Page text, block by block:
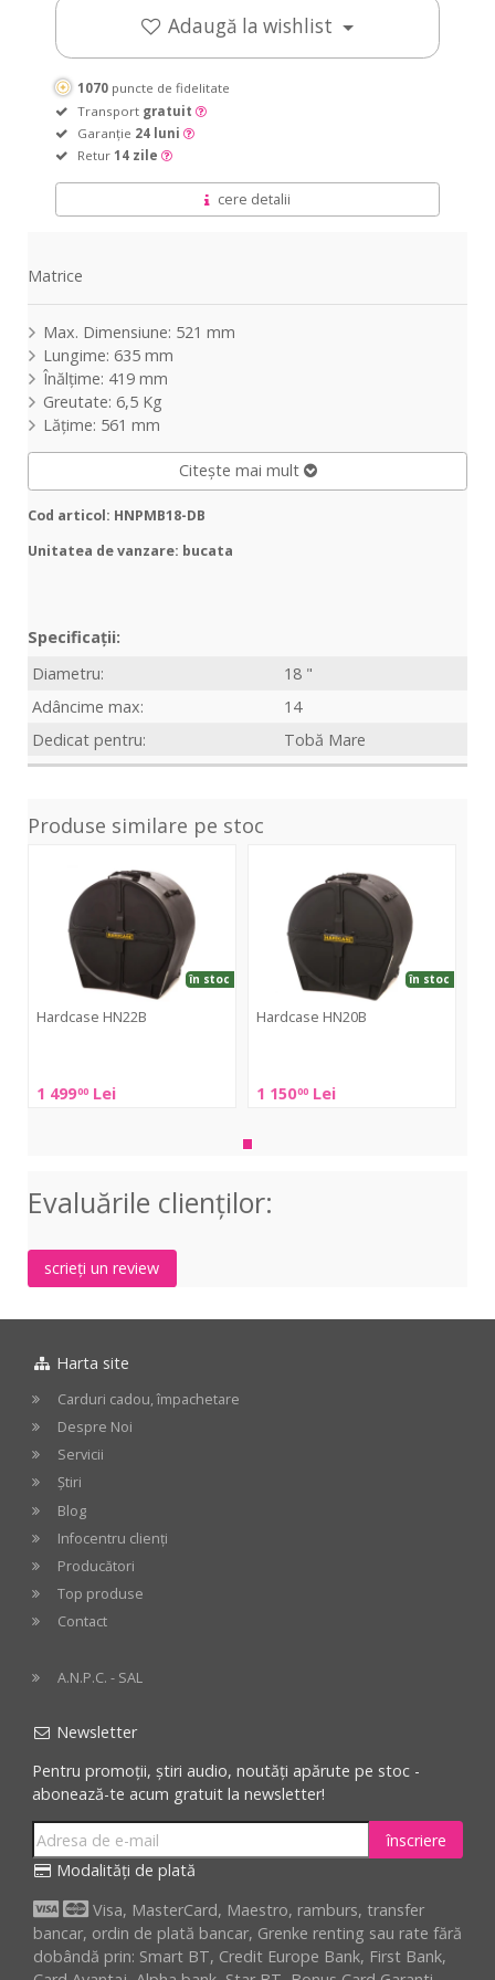
pads
Adaugă la wishlist
1070 puncte de fidelitate
Transport gratuit
Garanție 24 luni
Retur 14 zile
cere detalii
Matrice
Max. Dimensiune: 521 mm
Lungime: 635 mm
Înălțime: 419 mm
Greutate: 6,5 Kg
Lățime: 561 mm
Citește mai mult
Cod articol: HNPMB18-DB
Unitatea de vanzare: bucata
Specificații:
Diametru:
18 "
Adâncime max:
14
Dedicat pentru:
Tobă Mare
Produse similare pe stoc
Hardcase HN22B
1 49900 Lei
în stoc
HN22B
Hardcase HN20B
1 15000 Lei
în stoc
HN20B
Evaluările clienţilor:
scrieți un review
Harta site
Carduri cadou, împachetare
Despre Noi
Servicii
Știri
Blog
Infocentru clienți
Producători
Top produse
Contact
A.N.P.C. - SAL
Newsletter
Pentru promoții, știri audio, noutăți apărute pe stoc -
abonează-te acum gratuit la newsletter!
înscriere
Modalități de plată
Visa, MasterCard, Maestro, ramburs, transfer
bancar, ordin de plată bancar, Grenke renting sau rate fără
dobândă prin: Smart BT, Credit Europe Bank, First Bank,